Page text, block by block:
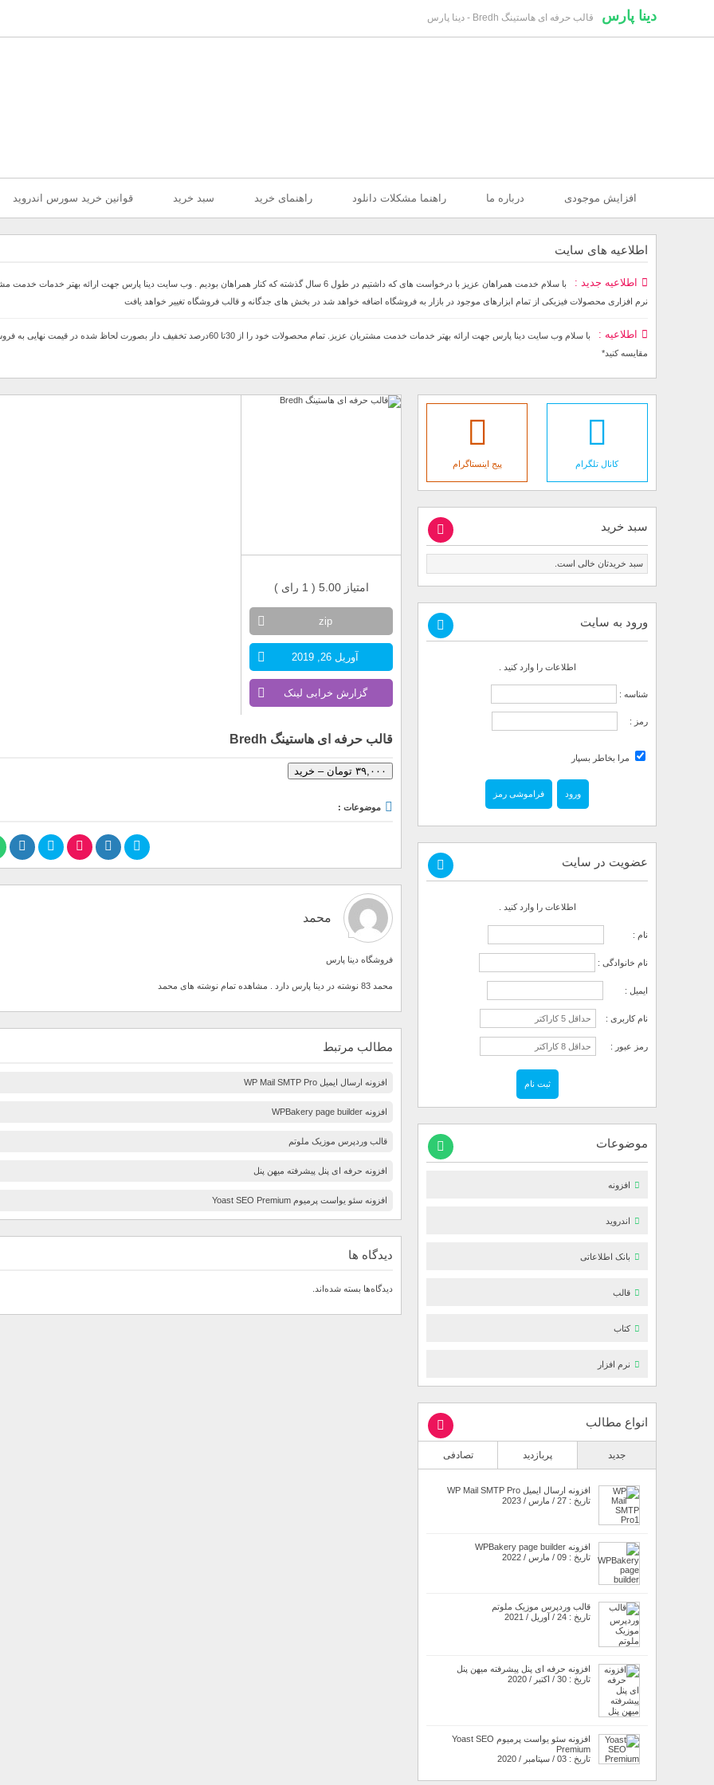
دینا پارس قالب حرفه ای هاستینگ Bredh - دینا پارس
افزایش موجودی درباره ما راهنما مشکلات دانلود راهنمای خرید سبد خرید قوانین خرید سورس اندروید
اطلاعیه های سایت
اطلاعیه جدید
با سلام خدمت همراهان عزیز با درخواست های که داشتیم در طول 6 سال گذشته که کنار همراهان بودیم . وب سایت دینا
نرم افزاری محصولات فیزیکی از تمام ابزارهای موجود در بازار به فروشگاه اضافه خواهد شد در بخش های جدگانه و قالب فروشگاه تغییر خواهد یافت
اطلاعیه
با سلام وب سایت دینا پارس جهت ارائه بهتر خدمات خدمت مشتریان عزیز. تمام محصولات خود را از
مقایسه کنید*
امتیاز 5.00 ( 1 رای )
zip
آوریل 26, 2019
گزارش خرابی لینک
قالب حرفه ای هاستینگ Bredh
۳۹,۰۰۰ تومان – خرید
موضوعات :
محمد
فروشگاه دینا پارس
محمد 83 نوشته در دینا پارس دارد . مشاهده تمام نوشته های محمد
مطالب مرتبط
افزونه ارسال ایمیل WP Mail SMTP Pro
افزونه WPBakery page builder
قالب وردپرس موزیک ملوتم
افزونه حرفه ای پنل پیشرفته میهن پنل
افزونه سئو یواست پرمیوم Yoast SEO Premium
دیدگاه ها
دیدگاه‌ها بسته شده‌اند.
کانال تلگرام پیج اینستاگرام
سبد خرید
سبد خریدتان خالی است.
ورود به سایت
اطلاعات را وارد کنید .
شناسه :
رمز :
مرا بخاطر بسپار
فراموشی رمز
عضویت در سایت
اطلاعات را وارد کنید .
نام :
نام خانوادگی :
ایمیل :
نام کاربری :
رمز عبور :
موضوعات
افزونه
اندروید
بانک اطلاعاتی
قالب
کتاب
نرم افزار
انواع مطالب
جدید پربازدید تصادفی
افزونه ارسال ایمیل WP Mail SMTP Pro
تاریخ : 27 / مارس / 2023
افزونه WPBakery page builder
تاریخ : 09 / مارس / 2022
قالب وردپرس موزیک ملوتم
تاریخ : 24 / آوریل / 2021
افزونه حرفه ای پنل پیشرفته میهن پنل
تاریخ : 30 / اکتبر / 2020
افزونه سئو یواست پرمیوم Yoast SEO
Premium
تاریخ : 03 / سپتامبر / 2020